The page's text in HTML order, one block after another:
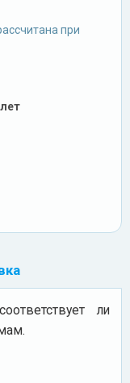
при
ли